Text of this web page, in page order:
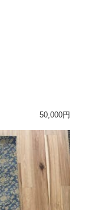
50,000円